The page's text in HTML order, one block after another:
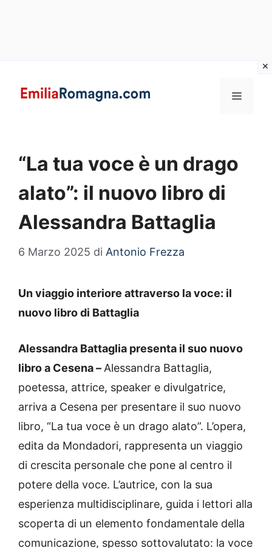
MENU
“La tua voce è un drago
alato”: il nuovo libro di
Alessandra Battaglia
6 Marzo 2025 di Antonio Frezza
Un viaggio interiore attraverso la voce: il
nuovo libro di Battaglia
Alessandra Battaglia presenta il suo nuovo
libro a Cesena –Alessandra Battaglia,
poetessa, attrice, speaker e divulgatrice,
arriva a Cesena per presentare il suo nuovo
libro, “La tua voce è un drago alato”. L’opera,
edita da Mondadori, rappresenta un viaggio
di crescita personale che pone al centro il
potere della voce. L’autrice, con la sua
esperienza multidisciplinare, guida i lettori alla
scoperta di un elemento fondamentale della
comunicazione, spesso sottovalutato: la voce